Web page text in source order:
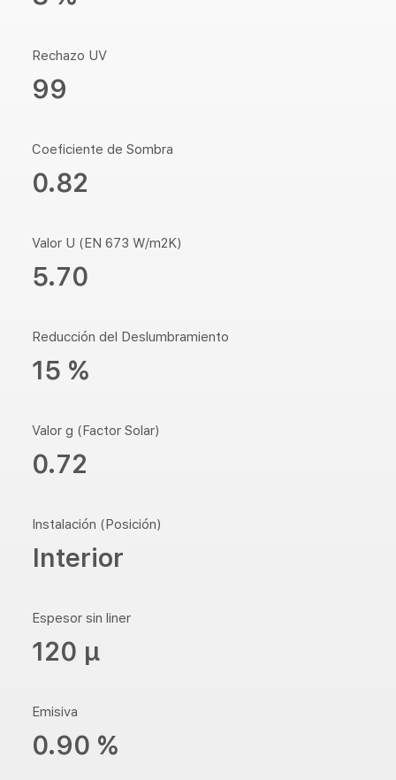
Rechazo UV
99
Coeficiente de Sombra
0.82
Valor U (EN 673 W/m2K)
5.70
Reducción del Deslumbramiento
15 %
Valor g (Factor Solar)
0.72
Instalación (Posición)
Interior
Espesor sin liner
120 µ
Emisiva
0.90 %